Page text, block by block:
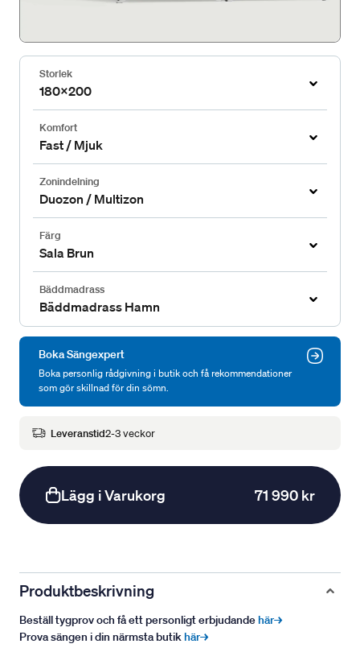
Storlek
180x200
Komfort
Fast / Mjuk
Zonindelning
Duozon / Multizon
Färg
Sala Brun
Bäddmadrass
Bäddmadrass Hamn
Boka Sängexpert
Boka personlig rådgivning i butik och få rekommendationer
som gör skillnad för din sömn.
Leveranstid2-3 veckor
Lägg i Varukorg 71 990 kr
Produktbeskrivning
Beställ tygprov och få ett personligt erbjudandehär→
Prova sängen i din närmsta butikhär→